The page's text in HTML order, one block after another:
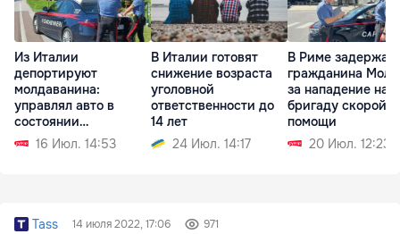
Из Италии
депортируют
молдаванина:
управлял авто в
состоянии
алкогольного
опьянения
16 Июл. 14:53
В Италии готовят
снижение возраста
уголовной
ответственности до
14 лет
24 Июл. 14:17
В Риме
гражданина
за нападение на
бригаду скорой
помощи
20 Июл. 12:23
Tass 14 июля 2022, 17:06 971